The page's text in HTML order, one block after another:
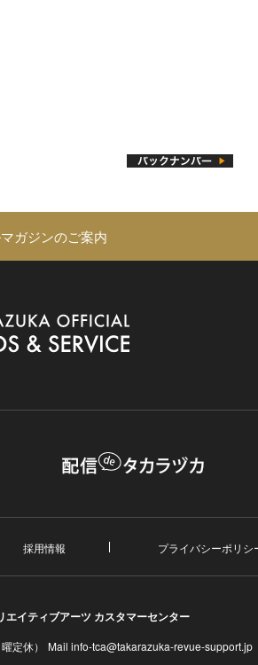
ガジンのご案内
採用情報 プライバシーポリシ
エイティブアーツ カスタマーセンター
定休） Mail info-tca@takarazuka-revue-support.jp